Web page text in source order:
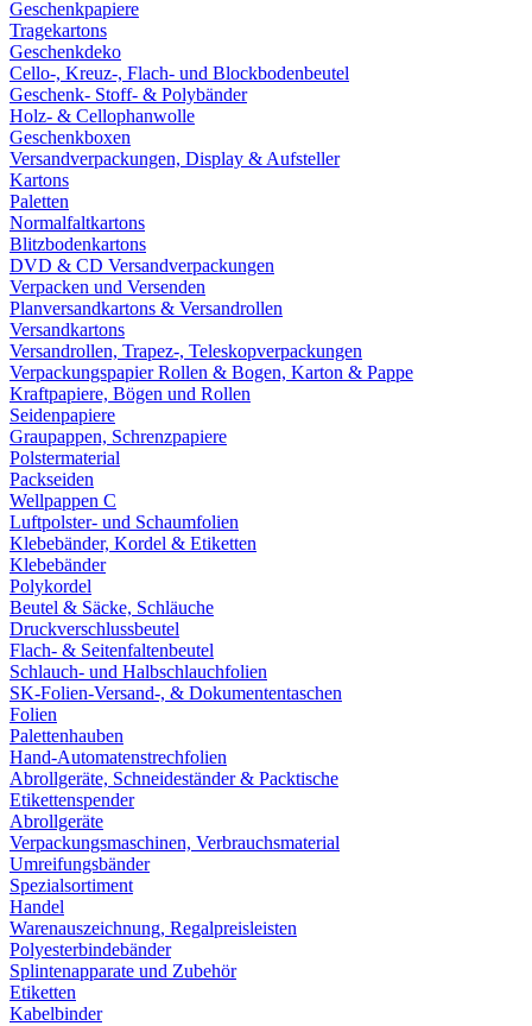
Geschenkpapiere
Tragekartons
Geschenkdeko
Cello-, Kreuz-, Flach- und Blockbodenbeutel
Geschenk- Stoff- & Polybänder
Holz- & Cellophanwolle
Geschenkboxen
Versandverpackungen, Display & Aufsteller
Kartons
Paletten
Normalfaltkartons
Blitzbodenkartons
DVD & CD Versandverpackungen
Verpacken und Versenden
Planversandkartons & Versandrollen
Versandkartons
Versandrollen, Trapez-, Teleskopverpackungen
Verpackungspapier Rollen & Bogen, Karton & Pappe
Kraftpapiere, Bögen und Rollen
Seidenpapiere
Graupappen, Schrenzpapiere
Polstermaterial
Packseiden
Wellpappen C
Luftpolster- und Schaumfolien
Klebebänder, Kordel & Etiketten
Klebebänder
Polykordel
Beutel & Säcke, Schläuche
Druckverschlussbeutel
Flach- & Seitenfaltenbeutel
Schlauch- und Halbschlauchfolien
SK-Folien-Versand-, & Dokumententaschen
Folien
Palettenhauben
Hand-Automatenstrechfolien
Abrollgeräte, Schneideständer & Packtische
Etikettenspender
Abrollgeräte
Verpackungsmaschinen, Verbrauchsmaterial
Umreifungsbänder
Spezialsortiment
Handel
Warenauszeichnung, Regalpreisleisten
Polyesterbindebänder
Splintenapparate und Zubehör
Etiketten
Kabelbinder